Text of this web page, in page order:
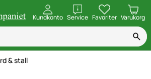
Kundkonto ServiceöppnaFavoriter Varukorg
& stall